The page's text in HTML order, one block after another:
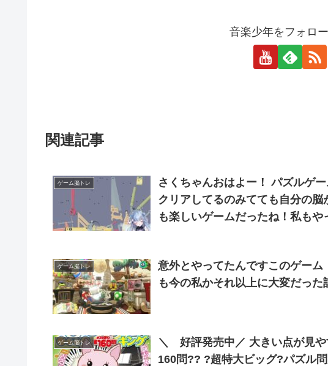
音楽少年をフォロ
関連記事
ゲーム脳トレ
さくちゃんおはよー！ パズルゲ
クリアしてるのみてても自分の
も楽しいゲームだったね！私も
ゲーム脳トレ
意外とやってたんですこのゲー
ゲーム脳トレ
＼ 好評発売中／ 大きい点が見やすいと大・好・評‼️ たのしく脳トレ全
160問?? ?超特大ビッグ?パズル問題 大きさと点の数が自慢の「スーパー